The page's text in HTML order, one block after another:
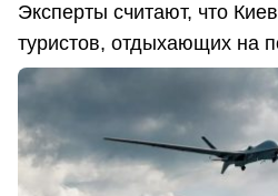
Эксперты считают, что
туристов, отдыхающих на